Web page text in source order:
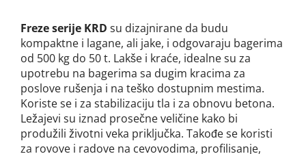
Frezeserije KRD su dizajnirane da budu
kompaktne i lagane, ali jake, i odgovaraju bagerima
od 500 kg do 50 t. Lakše i kraće, idealne su za
upotrebu na bagerima sa dugim kracima za
poslove rušenja i na teško dostupnim mestima.
Koriste se i za stabilizaciju tla i za obnovu betona.
Ležajevi su iznad prosečne veličine kako bi
produžili životni veka priključka. Takođe se koristi
za rovove i radove na cevovodima, profilisanje,